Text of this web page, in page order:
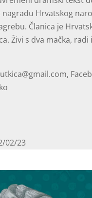
nagradu Hrvatskog
Članica je
Živi s dva mačka, radi
02/23